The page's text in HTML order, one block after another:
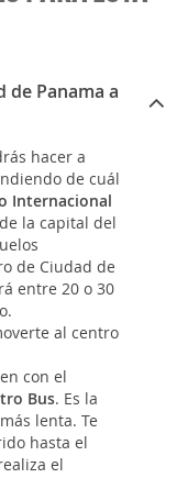
de Panama a
hacer a
de cuál
Internacional
la capital del
de Ciudad de
entre 20 o 30
al centro
con el
Bus. Es la
lenta. Te
hasta el
el